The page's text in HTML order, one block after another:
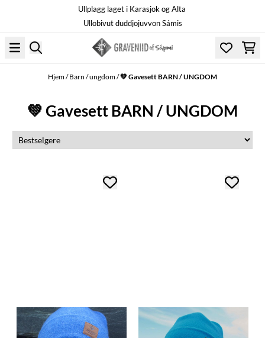
Ullplagg laget i Karasjok og Alta
Ullobivut duddjojuvvon Sámis
Hjem/Barn / ungdom/💚 Gavesett BARN / UNGDOM
💚 Gavesett BARN / UNGDOM